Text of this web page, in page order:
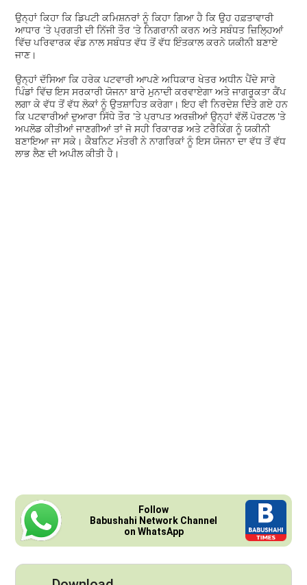
ਉਨ੍ਹਾਂ ਕਿਹਾ ਕਿ ਡਿਪਟੀ ਕਮਿਸ਼ਨਰਾਂ ਨੂੰ ਕਿਹਾ ਗਿਆ ਹੈ ਕਿ ਉਹ ਹਫ਼ਤਾਵਾਰੀ
ਆਧਾਰ 'ਤੇ ਪ੍ਰਗਤੀ ਦੀ ਨਿੱਜੀ ਤੌਰ 'ਤੇ ਨਿਗਰਾਨੀ ਕਰਨ ਅਤੇ ਸਬੰਧਤ ਜ਼ਿਲ੍ਹਿਆਂ
ਵਿੱਚ ਪਰਿਵਾਰਕ ਵੰਡ ਨਾਲ ਸਬੰਧਤ ਵੱਧ ਤੋਂ ਵੱਧ ਇੰਤਕਾਲ ਕਰਨੇ ਯਕੀਨੀ ਬਣਾਏ
ਜਾਣ।
ਉਨ੍ਹਾਂ ਦੱਸਿਆ ਕਿ ਹਰੇਕ ਪਟਵਾਰੀ ਆਪਣੇ ਅਧਿਕਾਰ ਖੇਤਰ ਅਧੀਨ ਪੈਂਦੇ ਸਾਰੇ
ਪਿੰਡਾਂ ਵਿੱਚ ਇਸ ਸਰਕਾਰੀ ਯੋਜਨਾ ਬਾਰੇ ਮੁਨਾਦੀ ਕਰਵਾਏਗਾ ਅਤੇ ਜਾਗਰੂਕਤਾ ਕੈਂਪ
ਲਗਾ ਕੇ ਵੱਧ ਤੋਂ ਵੱਧ ਲੋਕਾਂ ਨੂੰ ਉਤਸ਼ਾਹਿਤ ਕਰੇਗਾ। ਇਹ ਵੀ ਨਿਰਦੇਸ਼ ਦਿੱਤੇ ਗਏ ਹਨ
ਕਿ ਪਟਵਾਰੀਆਂ ਦੁਆਰਾ ਸਿੱਧੇ ਤੌਰ 'ਤੇ ਪ੍ਰਾਪਤ ਅਰਜ਼ੀਆਂ ਉਨ੍ਹਾਂ ਵੱਲੋਂ ਪੋਰਟਲ 'ਤੇ
ਅਪਲੋਡ ਕੀਤੀਆਂ ਜਾਣਗੀਆਂ ਤਾਂ ਜੋ ਸਹੀ ਰਿਕਾਰਡ ਅਤੇ ਟਰੈਕਿੰਗ ਨੂੰ ਯਕੀਨੀ
ਬਣਾਇਆ ਜਾ ਸਕੇ। ਕੈਬਨਿਟ ਮੰਤਰੀ ਨੇ ਨਾਗਰਿਕਾਂ ਨੂੰ ਇਸ ਯੋਜਨਾ ਦਾ ਵੱਧ ਤੋਂ ਵੱਧ
ਲਾਭ ਲੈਣ ਦੀ ਅਪੀਲ ਕੀਤੀ ਹੈ।
Follow
Babushahi Network Channel
on WhatsApp